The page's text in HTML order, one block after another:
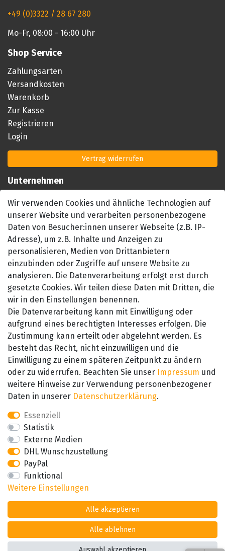
+49 (0)3322 / 28 67 280
Mo-Fr, 08:00 - 16:00 Uhr
Shop Service
Zahlungsarten
Versandkosten
Warenkorb
Zur Kasse
Registrieren
Login
Vertrag widerrufen
Unternehmen
Impressum
AGB
Datenschutzerklärung
Barrierefreiheitserklärung
Widerrufsrecht
Kontakt
SEHR GUT
4.89 / 5
aus 657 Bewertungen
bei: amazon.de,
amazon.fr, amazon.it
Wir verwenden Cookies und ähnliche Technologien auf
unserer Website und verarbeiten personenbezogene
Daten von Besucher:innen unserer Webseite (z.B. IP-
Adresse), um z.B. Inhalte und Anzeigen zu
personalisieren, Medien von Drittanbietern
einzubinden oder Zugriffe auf unsere Website zu
analysieren. Die Datenverarbeitung erfolgt erst durch
gesetzte Cookies. Wir teilen diese Daten mit Dritten, die
wir in den Einstellungen benennen.
Die Datenverarbeitung kann mit Einwilligung oder
aufgrund eines berechtigten Interesses erfolgen. Die
Zustimmung kann erteilt oder abgelehnt werden. Es
besteht das Recht, nicht einzuwilligen und die
Einwilligung zu einem späteren Zeitpunkt zu ändern
oder zu widerrufen. Beachten Sie unser Impressum und
weitere Hinweise zur Verwendung personenbezogener
Daten in unserer Daten­schutz­erklärung.
Essenziell
Statistik
Externe Medien
DHL Wunschzustellung
PayPal
Funktional
Weitere Einstellungen
Alle akzeptieren
Alle ablehnen